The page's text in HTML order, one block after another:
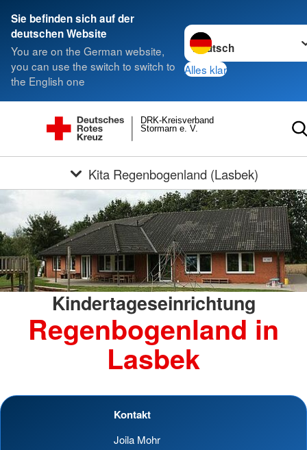
Sie befinden sich auf der
deutschen Website
You are on the German website,
you can use the switch to switch to
the English one
Sprache wechseln zu
Alles klar
Stormarn e. V.
DRK-Kreisverband
Kita Regenbogenland (Lasbek)
Kindertageseinrichtung
Regenbogenland in
Lasbek
Kontakt
Joila Mohr